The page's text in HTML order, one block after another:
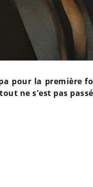
pour la première
ne s'est pas